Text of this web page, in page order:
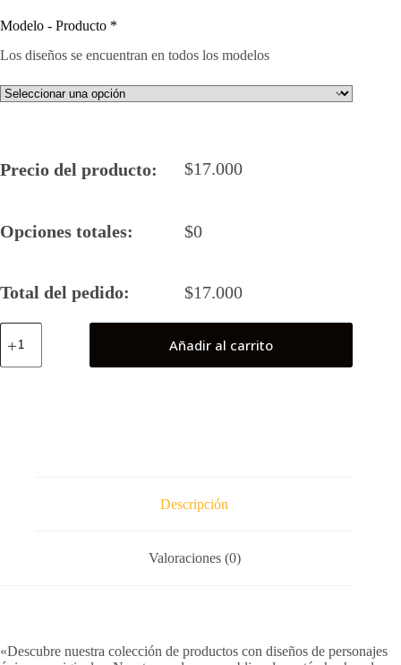
Modelo - Producto *
Los diseños se encuentran en todos los modelos
Precio del producto: $17.000
Opciones totales: $0
Total del pedido: $17.000
Vegeta
cantidad
Añadir al carrito
Descripción
Valoraciones (0)
«Descubre nuestra colección de productos con diseños de personajes